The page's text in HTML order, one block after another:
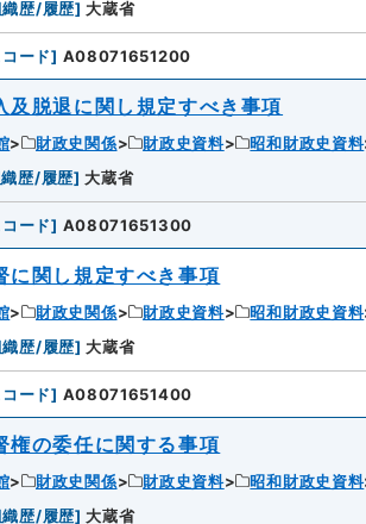
織歴/履歴] 大蔵省
ード] A08071651200
及脱退に関し規定すべき事項
財政史関係 財政史資料 昭和財政史資料
歴/履歴] 大蔵省
ード] A08071651300
に関し規定すべき事項
財政史関係 財政史資料 昭和財政史資料
織歴/履歴] 大蔵省
ード] A08071651400
権の委任に関する事項
財政史関係 財政史資料 昭和財政史資料
織歴/履歴] 大蔵省